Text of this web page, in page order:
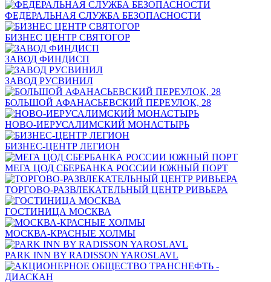
ФЕДЕРАЛЬНАЯ СЛУЖБА БЕЗОПАСНОСТИ
БИЗНЕС ЦЕНТР СВЯТОГОР
ЗАВОД ФИНДИСП
ЗАВОД РУСВИНИЛ
БОЛЬШОЙ АФАНАСЬЕВСКИЙ ПЕРЕУЛОК, 28
НОВО-ИЕРУСАЛИМСКИЙ МОНАСТЫРЬ
БИЗНЕС-ЦЕНТР ЛЕГИОН
МЕГА ЦОД СБЕРБАНКА РОССИИ ЮЖНЫЙ ПОРТ
ТОРГОВО-РАЗВЛЕКАТЕЛЬНЫЙ ЦЕНТР РИВЬЕРА
ГОСТИНИЦА МОСКВА
МОСКВА-КРАСНЫЕ ХОЛМЫ
PARK INN BY RADISSON YAROSLAVL